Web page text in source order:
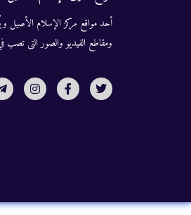
أحد مواقع مركز الإسلام الأصيل
ومقاطع الفيديو والصور التى تصب